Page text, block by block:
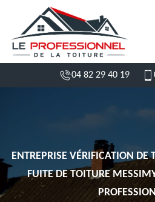
04 82 29 40 19
ENTREPRISE VÉRIFICATION DE
FUITE DE TOITURE